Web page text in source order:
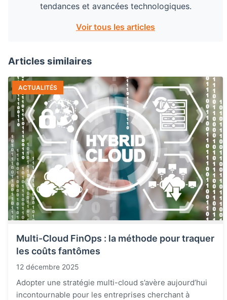
tendances et avancées technologiques.
Voir tous les articles
Articles similaires
ACTUALITÉS
Multi-Cloud FinOps : la méthode pour traquer
les coûts fantômes
12 décembre 2025
Adopter une stratégie multi-cloud s’avère aujourd’hui
incontournable pour les entreprises cherchant à